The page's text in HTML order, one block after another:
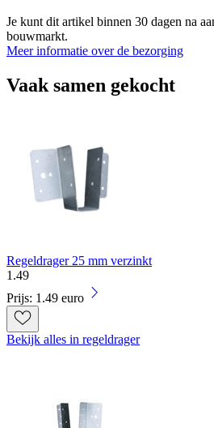
Je kunt dit artikel binnen 30 dagen na
bouwmarkt.
Meer informatie over de bezorging
Vaak samen gekocht
Regeldrager 25 mm verzinkt
1 .49
Prijs: 1.49 euro
Bekijk alles in regeldrager